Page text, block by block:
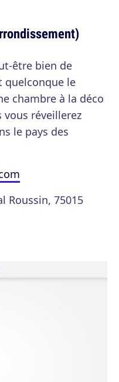
être bien de
quelconque le
chambre à la déco
réveillerez
le pays des
Roussin, 75015